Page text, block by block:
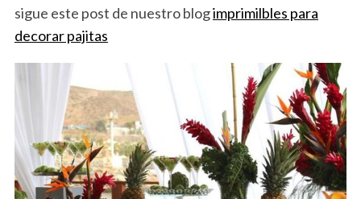
sigue este post de nuestro blogimprimilbles para
decorar pajitas